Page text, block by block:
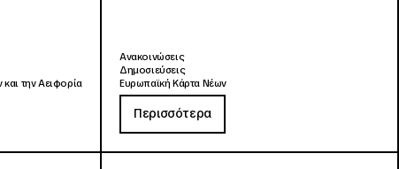
την Αειφορία
Ανακοινώσεις
Δημοσιεύσεις
Ευρωπαϊκή Κάρτα Νέων
Περισσότερα